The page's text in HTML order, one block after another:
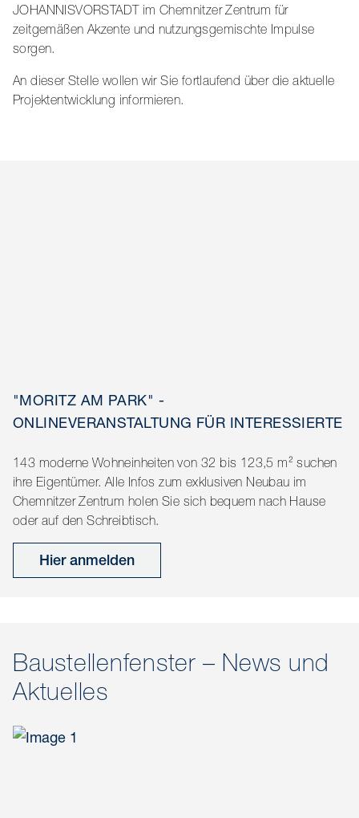
JOHANNISVORSTADT im Chemnitzer Zentrum für
zeitgemäßen Akzente und nutzungsgemischte Impulse
sorgen.
An dieser Stelle wollen wir Sie fortlaufend über die aktuelle
Projektentwicklung informieren.
"MORITZ AM PARK" -
ONLINEVERANSTALTUNG FÜR INTERESSIERTE
143 moderne Wohneinheiten von 32 bis 123,5 m² suchen
ihre Eigentümer. Alle Infos zum exklusiven Neubau im
Chemnitzer Zentrum holen Sie sich bequem nach Hause
oder auf den Schreibtisch.
Hier anmelden
Baustellenfenster – News und
Aktuelles